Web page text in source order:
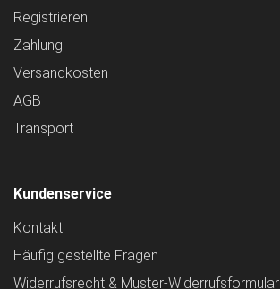
Registrieren
Zahlung
Versandkosten
AGB
Transport
Kundenservice
Kontakt
Häufig gestellte Fragen
Widerrufsrecht & Muster-Widerrufsformular